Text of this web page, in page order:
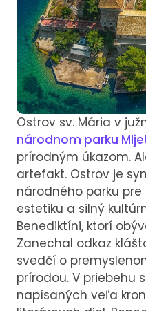
Ostrov sv. Mária v
národnom parku
prírodným úkazom.
artefakt. Ostrov je
národného parku
estetiku a silný
Benediktíni, ktorí
Zanechal odkaz
svedčí o
prírodou. V priebehu
napísaných veľa